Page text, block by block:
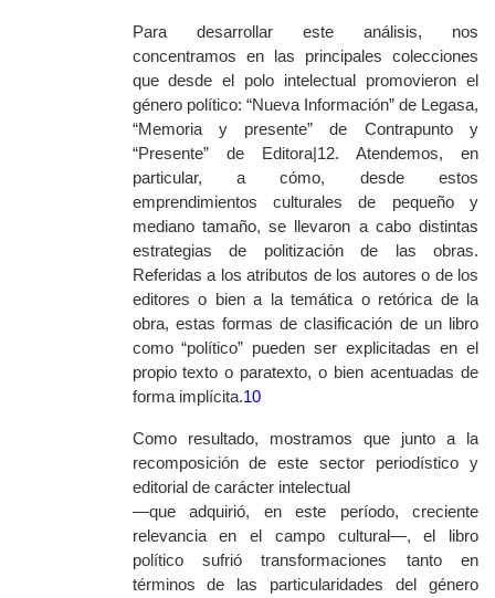
Para desarrollar este análisis, nos
concentramos en las principales colecciones
que desde el polo intelectual promovieron el
género político: “Nueva Información” de Legasa,
“Memoria y presente” de Contrapunto y
“Presente” de Editora|12. Atendemos, en
particular, a cómo, desde estos
emprendimientos culturales de pequeño y
mediano tamaño, se llevaron a cabo distintas
estrategias de politización de las obras.
Referidas a los atributos de los autores o de los
editores o bien a la temática o retórica de la
obra, estas formas de clasificación de un libro
como “político” pueden ser explicitadas en el
propio texto o paratexto, o bien acentuadas de
forma implícita.10
Como resultado, mostramos que junto a la
recomposición de este sector periodístico y
editorial de carácter intelectual
—que adquirió, en este período, creciente
relevancia en el campo cultural—, el libro
político sufrió transformaciones tanto en
términos de las particularidades del género